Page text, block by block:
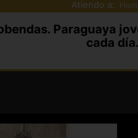
Atiendo a:
Paraguaya
cada día.